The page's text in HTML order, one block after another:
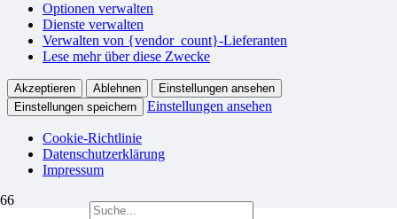
Optionen verwalten
Dienste verwalten
Verwalten von {vendor_count}-Lieferanten
Lese mehr über diese Zwecke
Akzeptieren Ablehnen
Einstellungen ansehen
Einstellungen speichern
Einstellungen ansehen
Cookie-Richtlinie
Datenschutzerklärung
Impressum